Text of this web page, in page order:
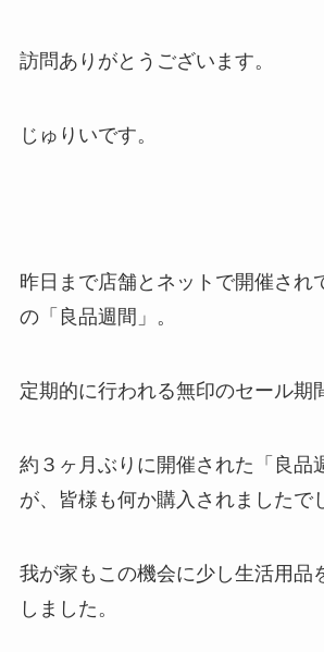
訪問ありがとうございます。
じゅりいです。
昨日まで店舗とネットで開催され
の「良品週間」。
定期的に行われる無印のセール期
約３ヶ月ぶりに開催された「良品
が、皆様も何か購入されましたで
我が家もこの機会に少し生活用品
しました。